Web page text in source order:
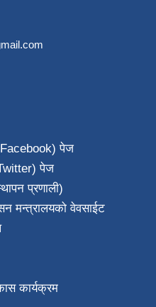
पेज
पेज
प्रणाली)
मन्त्रालयको वेवसाईट
कार्यक्रम